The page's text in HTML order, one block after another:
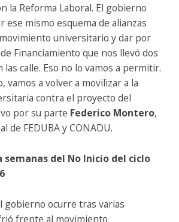
la Reforma Laboral. El gobierno
mismo esquema de alianzas
universitario y dar por
Financiamiento que nos llevó dos
las calle. Eso no lo vamos a permitir.
vamos a volver a movilizar a la
contra el proyecto del
por su parte Federico Montero,
de FEDUBA y CONADU.
semanas del No Inicio del ciclo
gobierno ocurre tras varias
frente al movimiento